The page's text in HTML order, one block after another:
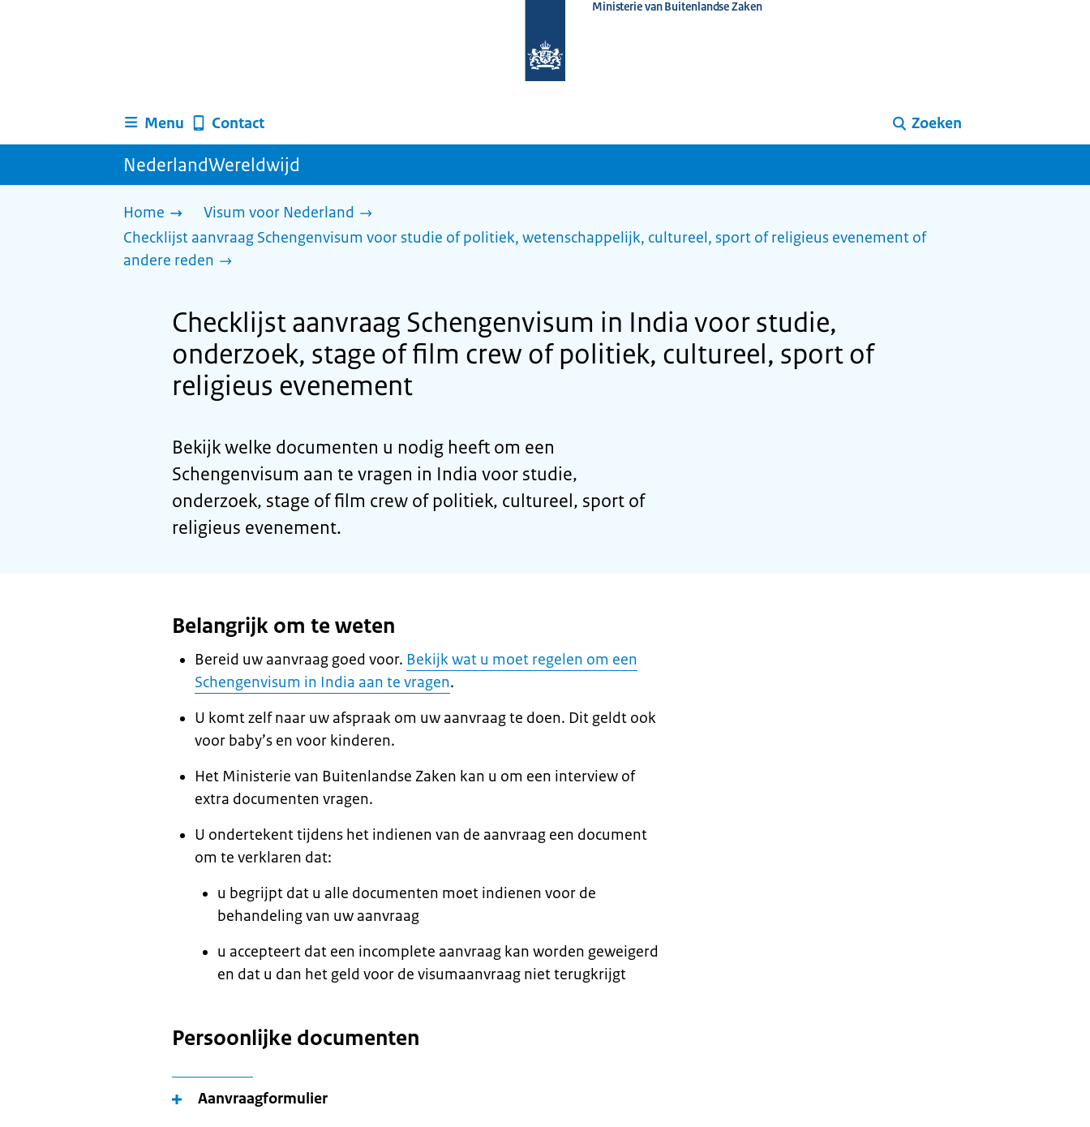
homepage
Ministerie van Buitenlandse Zaken
Menu Contact Zoeken
NederlandWereldwijd
Home
Visum voor Nederland
Checklijst aanvraag Schengenvisum voor studie of politiek, wetenschappelijk, cultureel, sport of religieus evenement of
andere reden
Checklijst aanvraag Schengenvisum in India voor studie,
onderzoek, stage of film crew of politiek, cultureel, sport of
religieus evenement
Bekijk welke documenten u nodig heeft om een
Schengenvisum aan te vragen in India voor studie,
onderzoek, stage of film crew of politiek, cultureel, sport of
religieus evenement.
Belangrijk om te weten
Bereid uw aanvraag goed voor. Bekijk wat u moet regelen om een
Schengenvisum in India aan te vragen.
U komt zelf naar uw afspraak om uw aanvraag te doen. Dit geldt ook
voor baby’s en voor kinderen.
Het Ministerie van Buitenlandse Zaken kan u om een interview of
extra documenten vragen.
U ondertekent tijdens het indienen van de aanvraag een document
om te verklaren dat:
u begrijpt dat u alle documenten moet indienen voor de
behandeling van uw aanvraag
u accepteert dat een incomplete aanvraag kan worden geweigerd
en dat u dan het geld voor de visumaanvraag niet terugkrijgt
Persoonlijke documenten
Aanvraagformulier